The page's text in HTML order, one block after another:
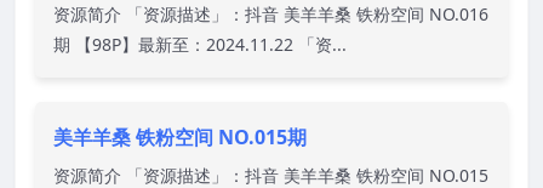
资源简介 「资源描述」：抖音 美羊羊桑 铁粉空间 NO.016
期 【98P】最新至：2024.11.22 「资...
美羊羊桑 铁粉空间 NO.015期
资源简介 「资源描述」：抖音 美羊羊桑 铁粉空间 NO.015